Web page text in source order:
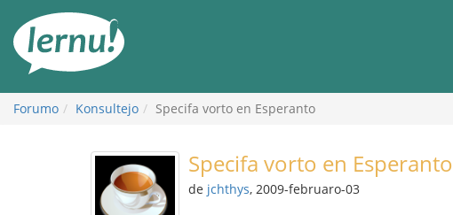
enhavo
Forumo Konsultejo Specifa vorto en Esperanto
Specifa vorto en Esperanto
de jchthys, 2009-februaro-03